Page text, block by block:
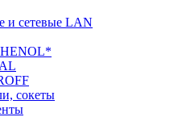
и сетевые LAN
сокеты